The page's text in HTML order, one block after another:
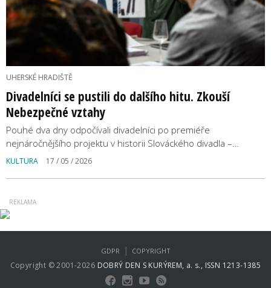
UHERSKÉ HRADIŠTĚ
Divadelníci se pustili do dalšího hitu. Zkouší
Nebezpečné vztahy
Pouhé dva dny odpočívali divadelníci po premiéře
nejnáročnějšího projektu v historii Slováckého divadla –…
KULTURA 17 / 05 / 2026
Copyright © 2001-2026 DOBRÝ DEN S KURÝREM, a. s., ISSN 1213-1385
GDPR | COPYRIGHT